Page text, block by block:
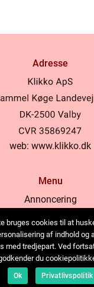
Adresse
web: www.klikko.dk
Menu
Annoncering
Cookies
Kontakt os
Sitemap
bruges cookies til at
af indhold og
med tredjepart. Ved
du
Ok Privatlivspolitik